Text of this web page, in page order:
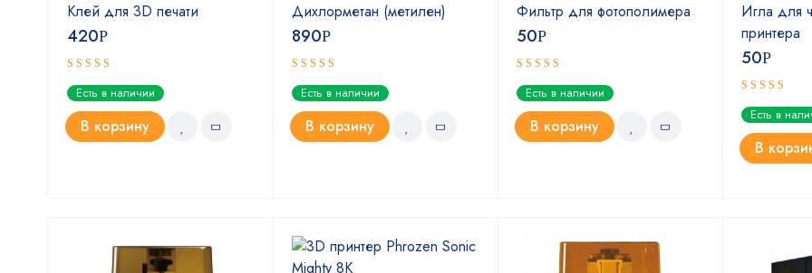
Клей для 3D печати
420Р
Оценка
5.00из 5
Есть в наличии
В корзину
Дихлорметан (метилен)
890Р
Оценка
4.67из 5
Есть в наличии
В корзину
Фильтр для фотополимера
50Р
Оценка
5.00из 5
Есть в наличии
В корзину
Игла для
принтера
50Р
Оценка
5.00из 5
Есть в
В